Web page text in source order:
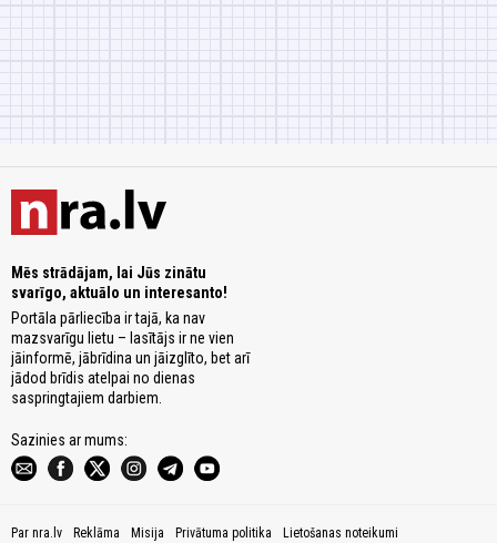
Mēs strādājam, lai Jūs zinātu
svarīgo, aktuālo un interesanto!
Portāla pārliecība ir tajā, ka nav
mazsvarīgu lietu – lasītājs ir ne vien
jāinformē, jābrīdina un jāizglīto, bet arī
jādod brīdis atelpai no dienas
saspringtajiem darbiem.
Sazinies ar mums:
Par nra.lv Reklāma Misija Privātuma politika Lietošanas noteikumi